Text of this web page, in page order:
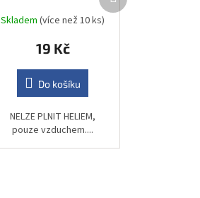
Skladem(více než 10 ks)
19 Kč
Do košíku
NELZE PLNIT HELIEM,
pouze vzduchem....
produkt